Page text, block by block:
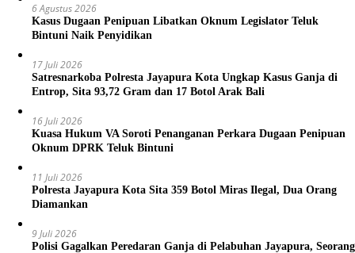
6 Agustus 2026
Kasus Dugaan Penipuan Libatkan Oknum Legislator Teluk
Bintuni Naik Penyidikan
17 Juli 2026
Satresnarkoba Polresta Jayapura Kota Ungkap Kasus Ganja di
Entrop, Sita 93,72 Gram dan 17 Botol Arak Bali
16 Juli 2026
Kuasa Hukum VA Soroti Penanganan Perkara Dugaan Penipuan
Oknum DPRK Teluk Bintuni
11 Juli 2026
Polresta Jayapura Kota Sita 359 Botol Miras Ilegal, Dua Orang
Diamankan
9 Juli 2026
Polisi Gagalkan Peredaran Ganja di Pelabuhan Jayapura, Seorang